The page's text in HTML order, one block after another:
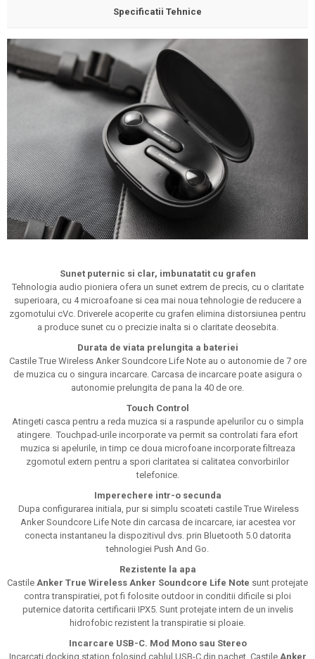
Specificatii Tehnice
Sunet puternic si clar, imbunatatit cu grafen
Tehnologia audio pioniera ofera un sunet extrem de precis, cu o claritate
superioara, cu 4 microafoane si cea mai noua tehnologie de reducere a
zgomotului cVc. Driverele acoperite cu grafen elimina distorsiunea pentru
a produce sunet cu o precizie inalta si o claritate deosebita.
Durata de viata prelungita a bateriei
Castile True Wireless Anker Soundcore Life Note au o autonomie de 7 ore
de muzica cu o singura incarcare. Carcasa de incarcare poate asigura o
autonomie prelungita de pana la 40 de ore.
Touch Control
Atingeti casca pentru a reda muzica si a raspunde apelurilor cu o simpla
atingere. Touchpad-urile incorporate va permit sa controlati fara efort
muzica si apelurile, in timp ce doua microfoane incorporate filtreaza
zgomotul extern pentru a spori claritatea si calitatea convorbirilor
telefonice.
Imperechere intr-o secunda
Dupa configurarea initiala, pur si simplu scoateti castile True Wireless
Anker Soundcore Life Note din carcasa de incarcare, iar acestea vor
conecta instantaneu la dispozitivul dvs. prin Bluetooth 5.0 datorita
tehnologiei Push And Go.
Rezistente la apa
Castile Anker True Wireless Anker Soundcore Life Note sunt protejate
contra transpiratiei, pot fi folosite outdoor in conditii dificile si ploi
puternice datorita certificarii IPX5. Sunt protejate intern de un invelis
hidrofobic rezistent la transpiratie si ploaie.
Incarcare USB-C. Mod Mono sau Stereo
Incarcati docking station folosind cablul USB-C din pachet. Castile Anker